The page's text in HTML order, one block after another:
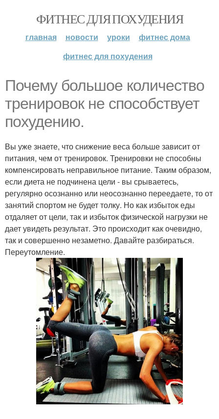
ФИТНЕС ДЛЯ ПОХУДЕНИЯ
главная новости уроки
фитнес дома
фитнес для похудения
Почему большое количество
тренировок не способствует
похудению.
Вы уже знаете, что снижение веса больше зависит от
питания, чем от тренировок. Тренировки не способны
компенсировать неправильное питание. Таким образом,
если диета не подчинена цели - вы срываетесь,
регулярно осознанно или неосознанно переедаете, то от
занятий спортом не будет толку. Но как избыток еды
отдаляет от цели, так и избыток физической нагрузки не
дает увидеть результат. Это происходит как очевидно,
так и совершенно незаметно. Давайте разбираться.
Переутомление.